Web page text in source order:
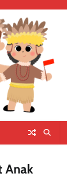
Anak